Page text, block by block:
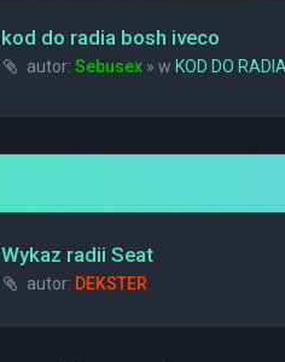
kod do radia bosh iveco
autor: Sebusex » w KOD DO
Wykaz radii Seat
autor: DEKSTER